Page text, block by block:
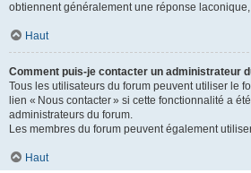
obtiennent généralement une réponse
Haut
Comment puis-je contacter un administrateur
Tous les utilisateurs du forum peuvent utiliser le
lien « Nous contacter » si cette fonctionnalité a
administrateurs du forum.
Les membres du forum peuvent également
Haut